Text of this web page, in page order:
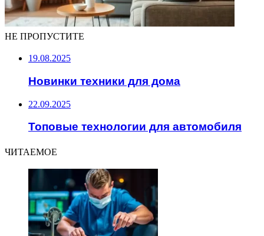
НЕ ПРОПУСТИТЕ
19.08.2025
Новинки техники для дома
22.09.2025
Топовые технологии для автомобиля
ЧИТАЕМОЕ